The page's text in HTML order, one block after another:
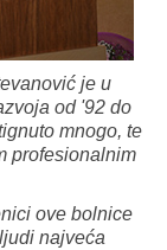
je u
od '92 do
mnogo, te
profesionalnim
ove bolnice
najveća